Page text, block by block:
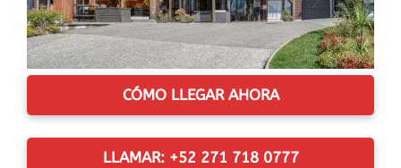
CÓMO LLEGAR AHORA
LLAMAR: +52 271 718 0777